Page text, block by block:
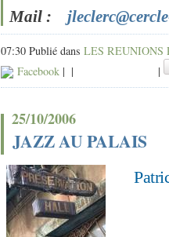
Mail :
07:30 Publié dans LES REUNIONS
Facebook | | |
25/10/2006
JAZZ AU PALAIS